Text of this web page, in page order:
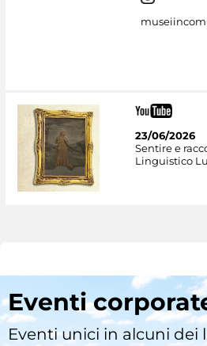
23/06/2026
Sentire e
Linguistico
Eventi
Eventi unici in alcuni dei